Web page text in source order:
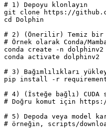
# 1) Depoyu klonlayın
git clone https://
cd Dolphin
# 2) (Önerilir) Temiz bir
# Örnek olarak Conda/
conda create -n
conda activate dolphinv2
# 3) Bağımlılıkları
pip install -r
# 4) (İsteğe bağlı) CUDA
# Doğru komut için
# 5) Depoda veya model
# örneğin, scripts/